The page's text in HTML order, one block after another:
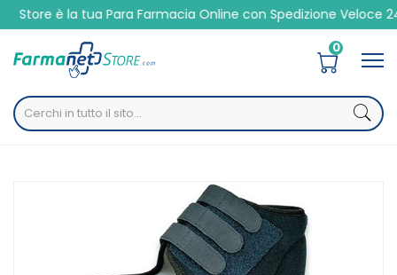
Para Farmacia Online con Spedizione Veloce 24/48h
0
Safte Orione Ok Ped 150 Scarpa Post Operatoria Baruk Blu
43-44 Xl